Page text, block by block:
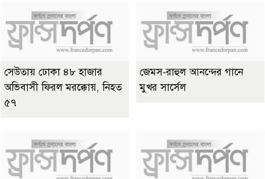
সেউতায় ঢোকা ৪৮ হাজার
অভিবাসী ফিরল মরক্কোয়, নিহত
৫৭
জেমস-রাহুল আনন্দের গানে
মুখর সার্সেল